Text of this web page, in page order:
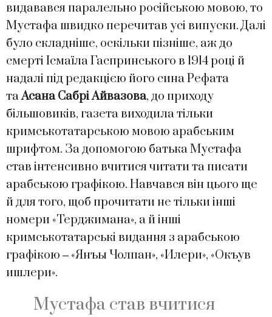
видавався паралельно російською мовою, то
Мустафа швидко перечитав усі випуски. Далі
було складніше, оскільки пізніше, аж до
смерті Ісмаїла Гаспринського в 1914 році й
надалі під редакцією його сина Рефата
таАсана Сабрі Айвазова, до приходу
більшовиків, газета виходила тільки
кримськотатарською мовою арабським
шрифтом. За допомогою батька Мустафа
став інтенсивно вчитися читати та писати
арабською графікою. Навчався він цього ще
й для того, щоб прочитати не тільки інші
номери «Терджимана», а й інші
кримськотатарські видання з арабською
графікою ‒ «Янъы Чолпан», «Илери», «Окъув
ишлери».
Мустафа став вчитися